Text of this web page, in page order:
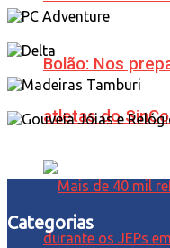
Bolão: Nos
atletas do
Categorias